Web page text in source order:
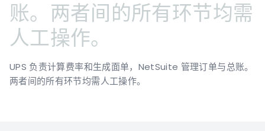
账。两者间的所有环节均需
人工操作。
UPS 负责计算费率和生成面单，NetSuite 管理订单与总账。
两者间的所有环节均需人工操作。